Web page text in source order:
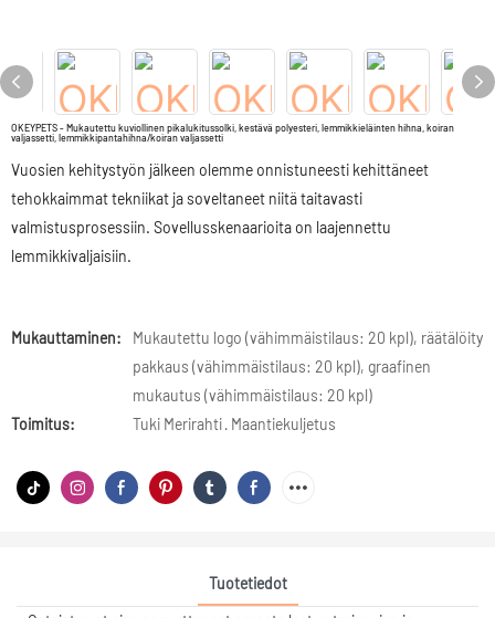
OKEYPETS - Mukautettu kuviollinen pikalukitussolki, kestävä polyesteri, lemmikkieläinten hihna, koiran
valjassetti, lemmikkipantahihna/koiran valjassetti
Vuosien kehitystyön jälkeen olemme onnistuneesti kehittäneet
tehokkaimmat tekniikat ja soveltaneet niitä taitavasti
valmistusprosessiin. Sovellusskenaarioita on laajennettu
lemmikkivaljaisiin.
Mukauttaminen:
Mukautettu logo (vähimmäistilaus: 20 kpl), räätälöity
pakkaus (vähimmäistilaus: 20 kpl), graafinen
mukautus (vähimmäistilaus: 20 kpl)
Toimitus:
Tuki Merirahti · Maantiekuljetus
Tuotetiedot